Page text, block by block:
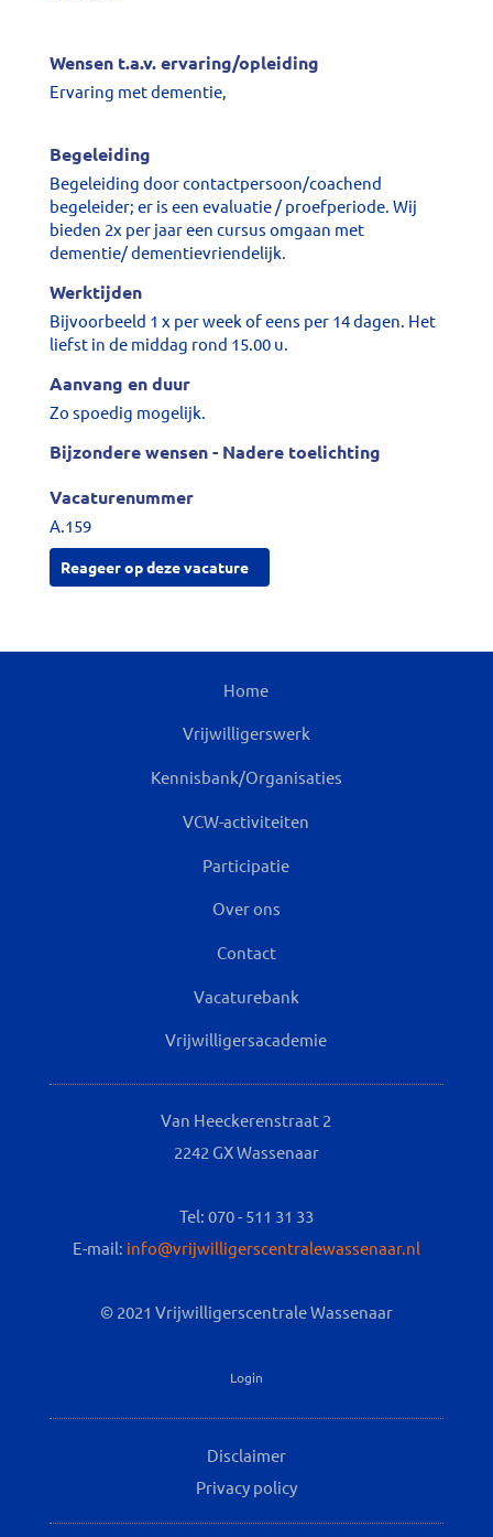
Wensen t.a.v. ervaring/opleiding
Ervaring met dementie,
Begeleiding
Begeleiding door contactpersoon/coachend
begeleider; er is een evaluatie / proefperiode. Wij
bieden 2x per jaar een cursus omgaan met
dementie/ dementievriendelijk.
Werktijden
Bijvoorbeeld 1 x per week of eens per 14 dagen. Het
liefst in de middag rond 15.00 u.
Aanvang en duur
Zo spoedig mogelijk.
Bijzondere wensen - Nadere toelichting
Vacaturenummer
A.159
Reageer op deze vacature
Home
Vrijwilligerswerk
Kennisbank/Organisaties
VCW-activiteiten
Participatie
Over ons
Contact
Vacaturebank
Vrijwilligersacademie
Van Heeckerenstraat 2
2242 GX Wassenaar
Tel: 070 - 511 31 33
E-mail: info@vrijwilligerscentralewassenaar.nl
© 2021 Vrijwilligerscentrale Wassenaar
Login
Disclaimer
Privacy policy